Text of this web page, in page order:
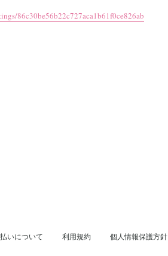
86c30be56b22c727aca1b61f0ce826ab
いについて 利用規約 個人情報保護方針